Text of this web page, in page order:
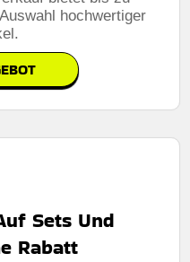
hochwertiger
Sets Und
Rabatt